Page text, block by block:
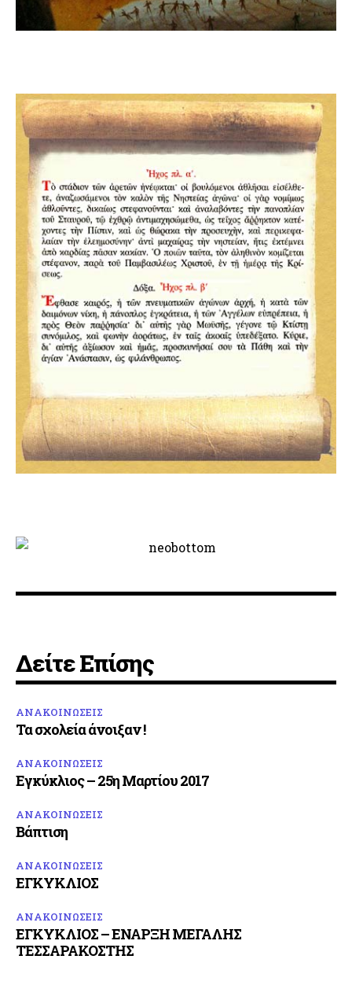
Δείτε Επίσης
ΑΝΑΚΟΙΝΩΣΕΙΣ
Τα σχολεία άνοιξαν !
ΑΝΑΚΟΙΝΩΣΕΙΣ
Εγκύκλιος – 25η Μαρτίου 2017
ΑΝΑΚΟΙΝΩΣΕΙΣ
Βάπτιση
ΑΝΑΚΟΙΝΩΣΕΙΣ
ΕΓΚΥΚΛΙΟΣ
ΑΝΑΚΟΙΝΩΣΕΙΣ
ΕΓΚΥΚΛΙΟΣ – ΕΝΑΡΞΗ ΜΕΓΑΛΗΣ
ΤΕΣΣΑΡΑΚΟΣΤΗΣ